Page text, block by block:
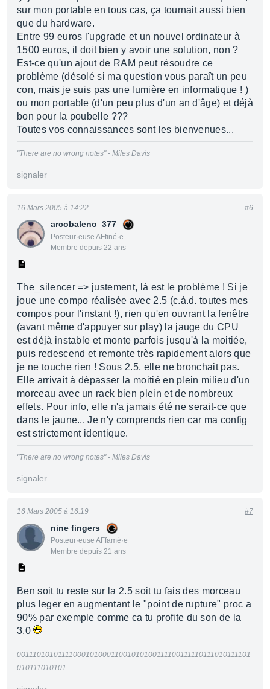
sur mon portable en tous cas, ça tournait aussi bien
que du hardware.
Entre 99 euros l'upgrade et un nouvel ordinateur à
1500 euros, il doit bien y avoir une solution, non ?
Est-ce qu'un ajout de RAM peut résoudre ce
problème (désolé si ma question vous paraît un peu
con, mais je suis pas une lumière en informatique ! )
ou mon portable (d'un peu plus d'un an d'âge) et déjà
bon pour la poubelle ???
Toutes vos connaissances sont les bienvenues...
"There are no wrong notes" - Miles Davis
signaler
arcobaleno_377
Posteur·euse AFfiné·e
Membre depuis 22 ans
16 Mars 2005 à 14:22 #6
The_silencer => justement, là est le problème ! Si je
joue une compo réalisée avec 2.5 (c.à.d. toutes mes
compos pour l'instant !), rien qu'en ouvrant la fenêtre
(avant même d'appuyer sur play) la jauge du CPU
est déjà instable et monte parfois jusqu'à la moitiée,
puis redescend et remonte très rapidement alors que
je ne touche rien ! Sous 2.5, elle ne bronchait pas.
Elle arrivait à dépasser la moitié en plein milieu d'un
morceau avec un rack bien plein et de nombreux
effets. Pour info, elle n'a jamais été ne serait-ce que
dans le jaune... Je n'y comprends rien car ma config
est strictement identique.
"There are no wrong notes" - Miles Davis
signaler
nine fingers
Posteur·euse AFfamé·e
Membre depuis 21 ans
16 Mars 2005 à 16:19 #7
Ben soit tu reste sur la 2.5 soit tu fais des morceau
plus leger en augmentant le "point de rupture" proc a
90% par exemple comme ca tu profite du son de la
3.0
0011101010111100010100011001010100111100111110111010111101
010111010101